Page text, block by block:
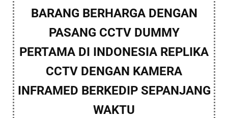
BARANG BERHARGA DENGAN
PASANG CCTV DUMMY
PERTAMA DI INDONESIA REPLIKA
CCTV DENGAN KAMERA
INFRAMED BERKEDIP SEPANJANG
WAKTU